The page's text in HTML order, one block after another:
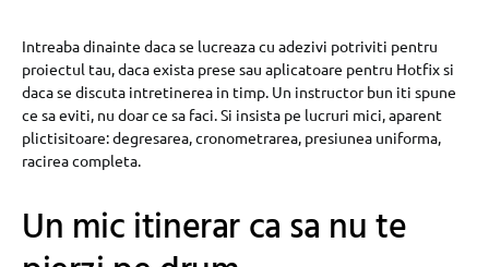
Intreaba dinainte daca se lucreaza cu adezivi potriviti pentru
proiectul tau, daca exista prese sau aplicatoare pentru Hotfix si
daca se discuta intretinerea in timp. Un instructor bun iti spune
ce sa eviti, nu doar ce sa faci. Si insista pe lucruri mici, aparent
plictisitoare: degresarea, cronometrarea, presiunea uniforma,
racirea completa.
Un mic itinerar ca sa nu te